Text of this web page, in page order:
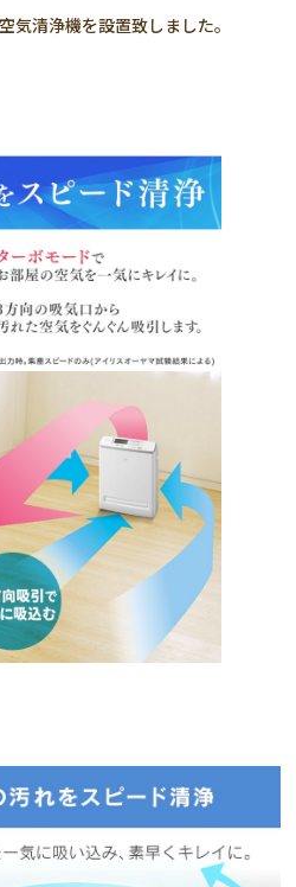
清浄機を設置致しました。